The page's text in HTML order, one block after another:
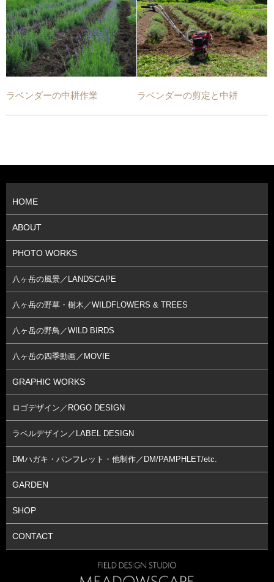
ラベンダーの中耕作業 ラベンダーの剪定と中耕
HOME
ABOUT
PHOTO WORKS
八ヶ岳の風景／LANDSCAPE
八ヶ岳の野草・樹木／WILDFLOWERS & TREES
八ヶ岳の野鳥／WILD BIRDS
八ヶ岳の四季動画／MOVIE
GRAPHIC WORKS
ロゴデザイン／ROGO DESIGN
ラベルデザイン／LABEL DESIGN
DMハガキ・パンフレット・他制作／DM/PAMPHLET/etc.
GARDEN
SHOP
CONTACT